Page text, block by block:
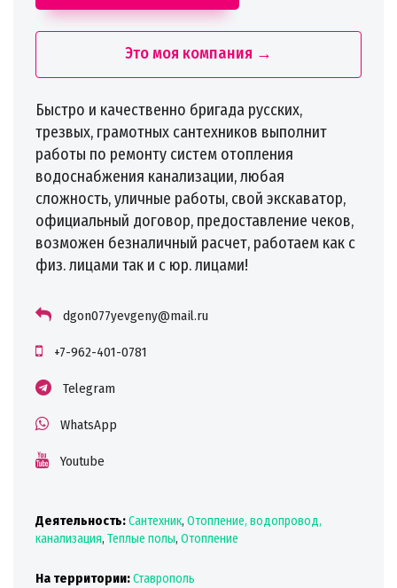
Это моя компания →
Быстро и качественно бригада русских,
трезвых, грамотных сантехников выполнит
работы по ремонту систем отопления
водоснабжения канализации, любая
сложность, уличные работы, свой экскаватор,
официальный договор, предоставление чеков,
возможен безналичный расчет, работаем как с
физ. лицами так и с юр. лицами!
dgon077yevgeny@mail.ru
+7-962-401-0781
Telegram
WhatsApp
Youtube
Деятельность:Сантехник, Отопление, водопровод,
канализация, Теплые полы, Отопление
На территории:Ставрополь